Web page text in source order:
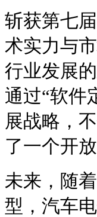
斩获第七
术实力与
行业发展
通过“软件
展战略，
了一个开
未来，随
型，汽车